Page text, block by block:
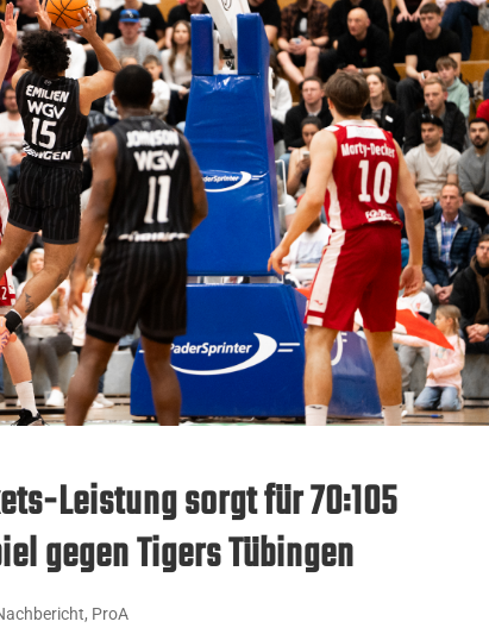
Leistung sorgt für 70:105
gegen Tigers Tübingen
, ProA